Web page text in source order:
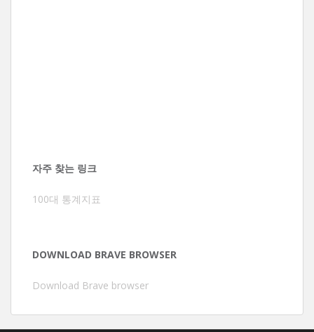
자주 찾는 링크
100대 통계지표
DOWNLOAD BRAVE BROWSER
Download Brave browser